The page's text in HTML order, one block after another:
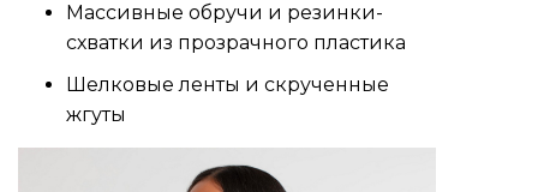
Массивные обручи и резинки-
схватки из прозрачного пластика
Шелковые ленты и скрученные
жгуты